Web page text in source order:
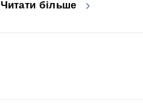
Читати більше